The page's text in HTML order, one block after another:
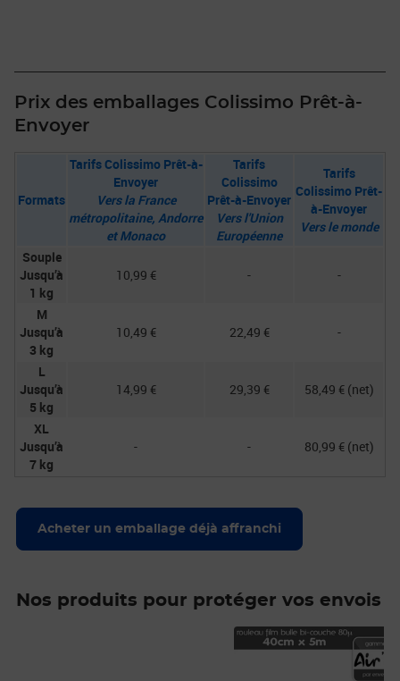
Prix des emballages Colissimo Prêt-à-
Envoyer
Formats
Tarifs Colissimo Prêt-à-
Envoyer
Vers la France
métropolitaine, Andorre
et Monaco
Tarifs
Colissimo
Prêt-à-Envoyer
Vers l'Union
Européenne
Tarifs
Colissimo Prêt-
à-Envoyer
Vers le monde
Souple
Jusqu’à
1 kg
10,99 € - -
M
Jusqu’à
3 kg
10,49 € 22,49 € -
L
Jusqu’à
5 kg
14,99 € 29,39 € 58,49 € (net)
XL
Jusqu’à
7 kg
- - 80,99 € (net)
Acheter un emballage déjà affranchi
Nos produits pour protéger vos envois
Prix 5,80€